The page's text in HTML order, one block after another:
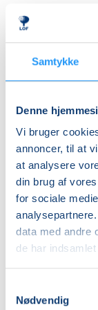
Samtykke
Denne
Vi bruger
annoncer, til at
at analysere
din brug af
for sociale
data med andre
de har
Nødvendig
som inviterer
Aktiviteterne
så alle kan
genkendelse.
bevægelser
føle sig
tempo.
Undervejs får I
hyggelige
Det hele
forældre og
Ledig-KBH
Ledig-FRB
DKK 868,00
Studerende-KBH
DKK 852,00
Studerende-FRB
DKK 868,00
Unge (18-25 år)-
DKK 852,00
Info
904810